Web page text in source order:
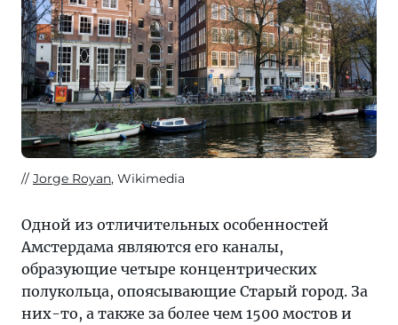
Jorge Royan, Wikimedia
Одной из отличительных особенностей
Амстердама являются его каналы,
образующие четыре концентрических
полукольца, опоясывающие Старый город. За
них-то, а также за более чем 1500 мостов и